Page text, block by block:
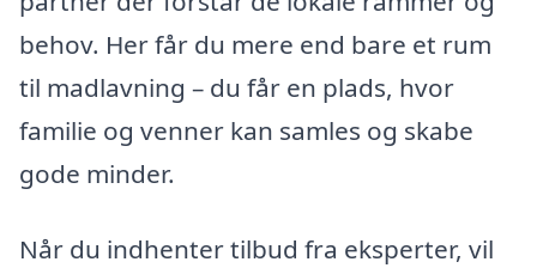
behov. Her får du mere end bare et rum
til madlavning – du får en plads, hvor
familie og venner kan samles og skabe
gode minder.
Når du indhenter tilbud fra eksperter, vil